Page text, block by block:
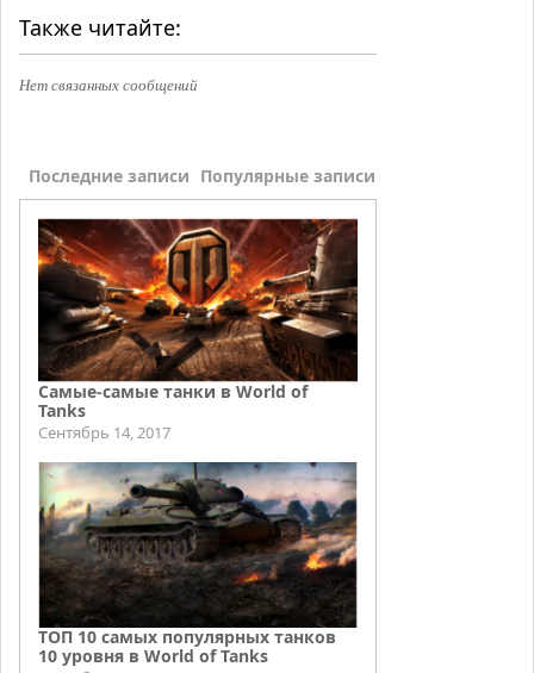
Также читайте:
Нет связанных сообщений
Последние записи Популярные записи
Самые-самые танки в World of
Tanks
Сентябрь 14, 2017
ТОП 10 самых популярных танков
10 уровня в World of Tanks